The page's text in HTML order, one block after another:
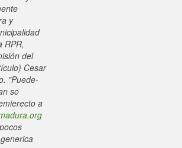
y
RPR,
del
Cesar
"Puede-
so
a